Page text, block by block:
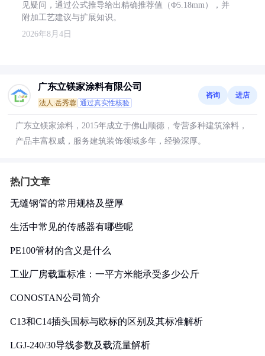
见疑问，通过公式推导给出精确推荐值（Φ5.18mm），并
附加工艺建议与扩展知识。
2026年8月4日
广东立镁家涂料有限公司
法人:岳秀蓉 通过真实性核验
咨询 进店
广东立镁家涂料，2015年成立于佛山顺德，专营多种建筑涂料，
产品丰富权威，服务建筑装饰领域多年，经验深厚。
热门文章
无缝钢管的常用规格及壁厚
生活中常见的传感器有哪些呢
PE100管材的含义是什么
工业厂房载重标准：一平方米能承受多少公斤
CONOSTAN公司简介
C13和C14插头国标与欧标的区别及其标准解析
LGJ-240/30导线参数及载流量解析